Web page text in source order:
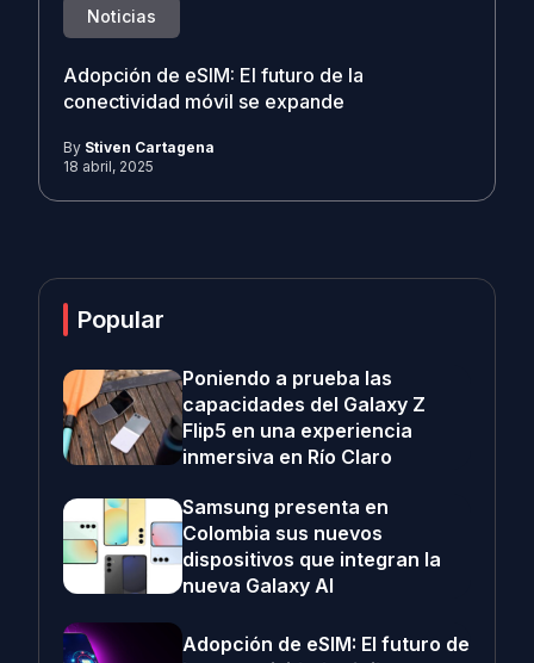
Noticias
Adopción de eSIM: El futuro de la
conectividad móvil se expande
By Stiven Cartagena
18 abril, 2025
Popular
Poniendo a prueba las
capacidades del Galaxy Z
Flip5 en una experiencia
inmersiva en Río Claro
Samsung presenta en
Colombia sus nuevos
dispositivos que integran la
nueva Galaxy AI
Adopción de eSIM: El futuro de